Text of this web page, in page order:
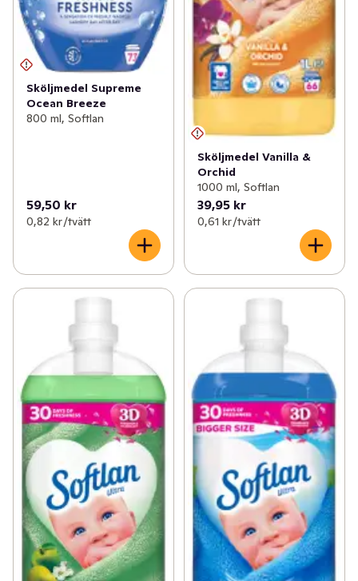
Sköljmedel Supreme
Ocean Breeze
800 ml, Softlan
59,50 kr
0,82 kr /tvätt
Sköljmedel Vanilla &
Orchid
1000 ml, Softlan
39,95 kr
0,61 kr /tvätt